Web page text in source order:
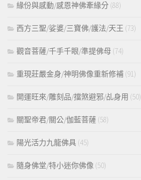
緣份與感動/感恩神佛牽緣分 (88)
西方三聖/娑婆/三寶佛/護法/天王 (73)
觀音菩薩/千手千眼/準提佛母 (74)
重現莊嚴金身/神明佛像重新修補 (91)
開運旺來/雕刻品/擋煞避邪/乩身用 (50)
關聖帝君/關公/伽藍菩薩 (58)
陽光活力九龍佛具 (45)
隨身佛堂/特小迷你佛像 (50)